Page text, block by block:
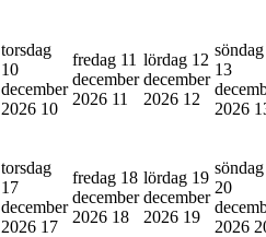
torsdag
10
december
2026 10
fredag 11
december
2026 11
lördag 12
december
2026 12
söndag
13
2026
torsdag
17
december
2026 17
fredag 18
december
2026 18
lördag 19
december
2026 19
söndag
20
2026